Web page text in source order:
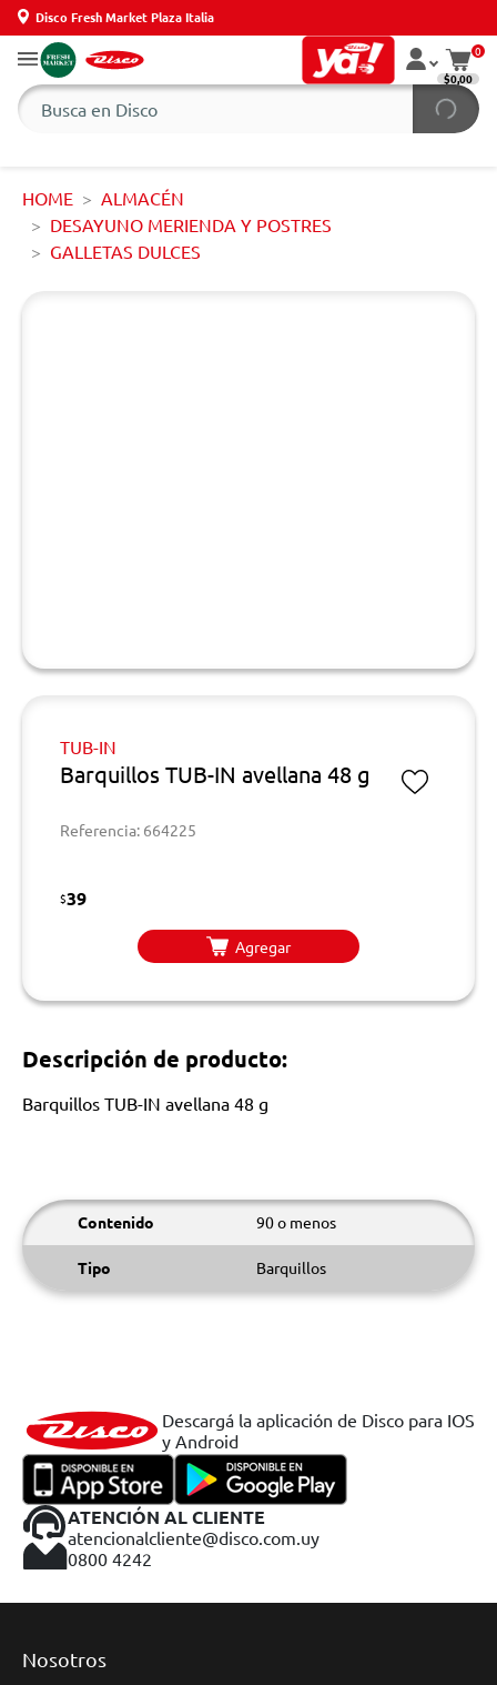
Disco Fresh Market Plaza Italia
0
$0,00
HOME
ALMACÉN
DESAYUNO MERIENDA Y POSTRES
GALLETAS DULCES
TUB-IN
Barquillos TUB-IN avellana 48 g
Referencia: 664225
$39
Agregar
Descripción de producto:
Barquillos TUB-IN avellana 48 g
Contenido 90 o menos
Tipo Barquillos
Descargá la aplicación de Disco para IOS
y Android
ATENCIÓN AL CLIENTE
atencionalcliente@disco.com.uy
0800 4242
Nosotros